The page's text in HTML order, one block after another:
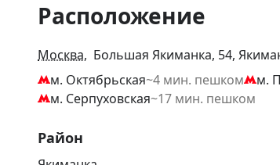
1
12
Расположение
Москва, Большая Якиманка, 54,
м. Октябрьская~4 мин. пешком м.
м. Серпуховская~17 мин. пешком
Район